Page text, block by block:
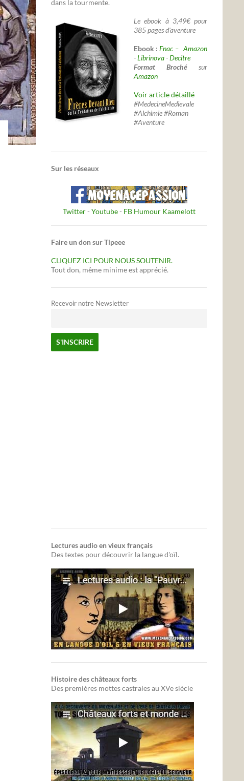
dans la tourmente.
Le ebook à 3,49€ pour
385 pages d'aventure
Ebook :Fnac – Amazon
-Librinova-Decitre
Format Broché sur
Amazon
Voir article détaillé
#MedecineMedievale
#Alchimie #Roman
#Aventure
Sur les réseaux
Twitter- Youtube- FB Humour Kaamelott
Faire un don sur Tipeee
CLIQUEZ ICI POUR NOUS SOUTENIR.
Tout don, même minime est apprécié.
Recevoir notre Newsletter
Lectures audio en vieux français
Des textes pour découvrir la langue d'oïl.
Histoire des châteaux forts
Des premières mottes castrales au XVe siècle